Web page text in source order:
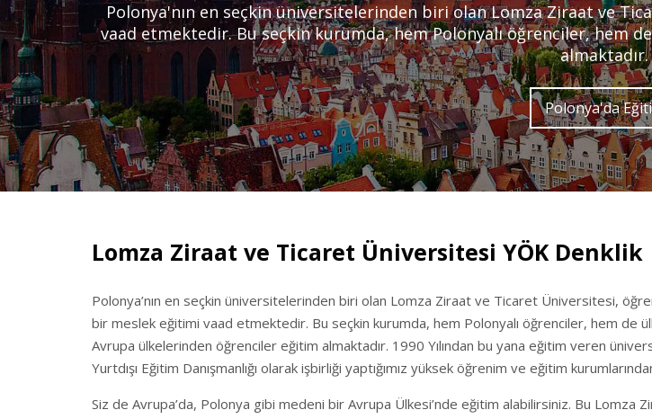
Polonya'nın en seçkin üniversitelerinden biri olan Lomza Ziraat ve
vaad etmektedir. Bu seçkin kurumda, hem Polonyalı öğrenciler, hem
almaktadır.
Polonya'da
Lomza Ziraat ve Ticaret Üniversitesi YÖK Denklik
Polonya’nın en seçkin üniversitelerinden biri olan Lomza Ziraat ve Ticaret Üniversitesi,
bir meslek eğitimi vaad etmektedir. Bu seçkin kurumda, hem Polonyalı öğrenciler, hem de
Avrupa ülkelerinden öğrenciler eğitim almaktadır. 1990 Yılından bu yana eğitim veren
Yurtdışı Eğitim Danışmanlığı olarak işbirliği yaptığımız yüksek öğrenim ve eğitim
Siz de Avrupa’da, Polonya gibi medeni bir Avrupa Ülkesi’nde eğitim alabilirsiniz. Bu Lomza